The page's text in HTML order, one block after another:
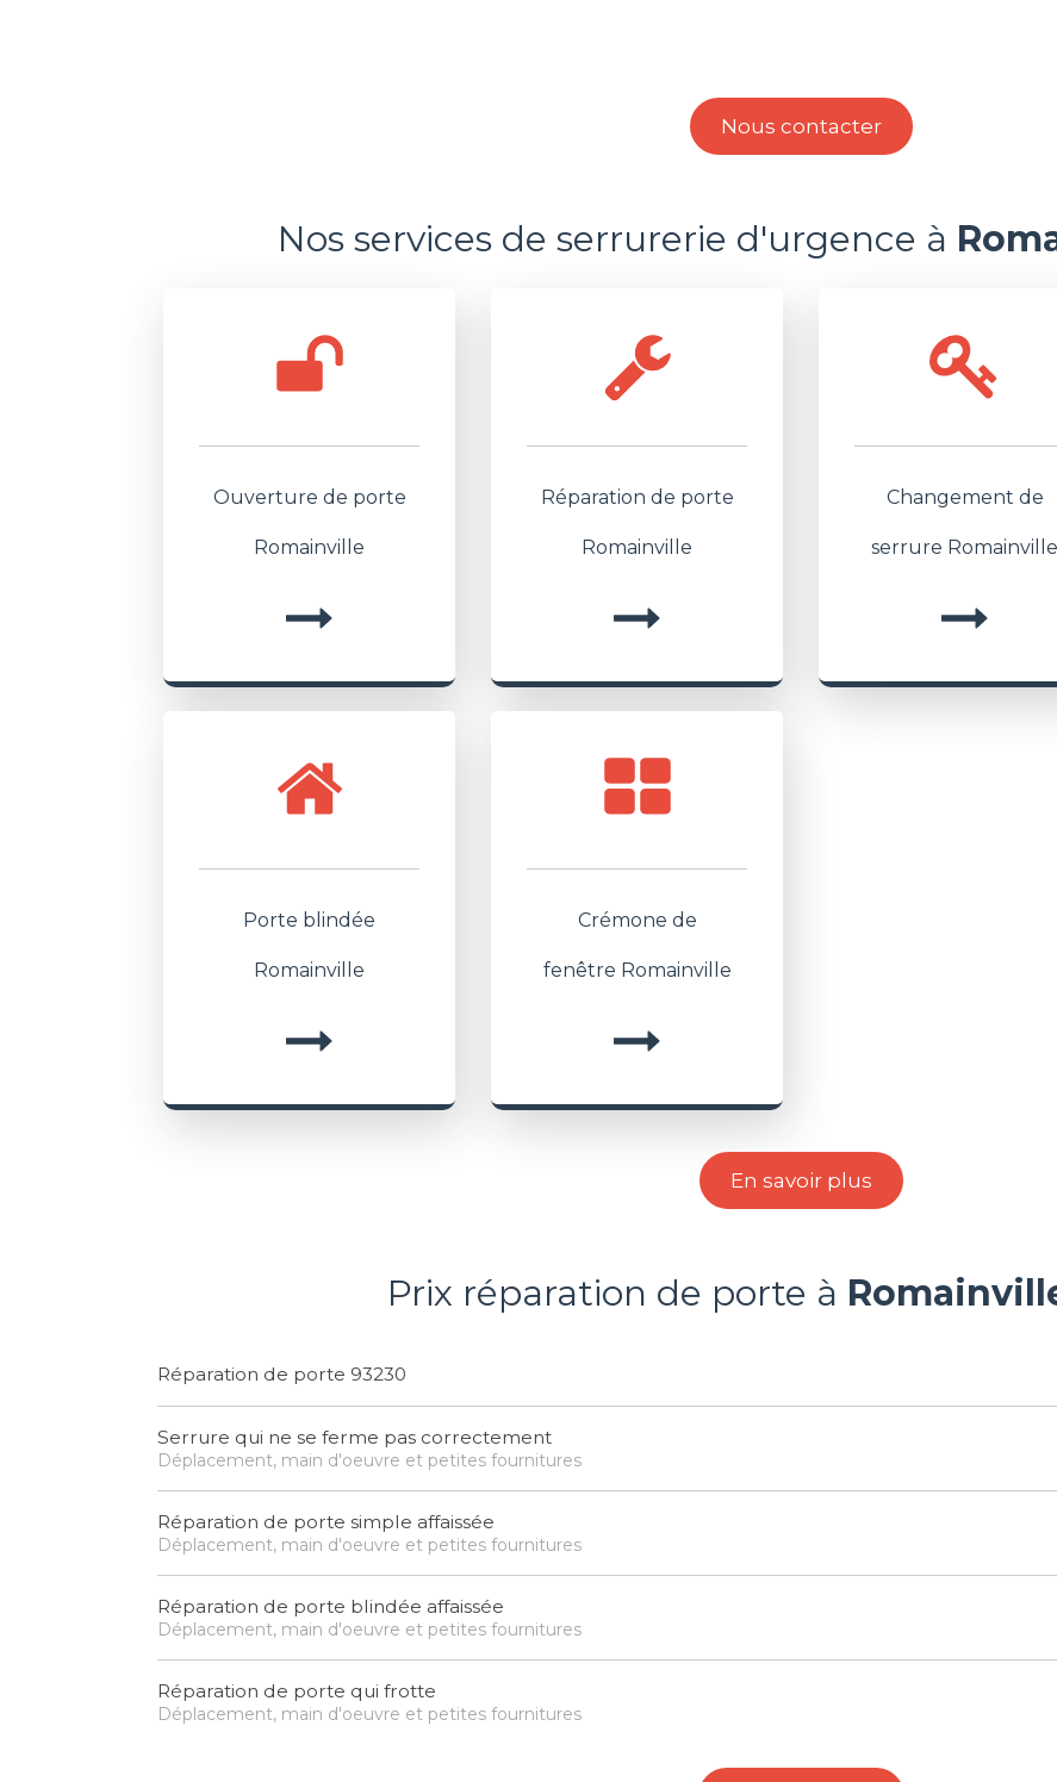
Nous contacter
Nos services de serrurerie d'urgence à
Ouverture de porte
Romainville
Réparation de porte
Romainville
Changement de
serrure Romainville
Porte blindée
Romainville
Crémone de
fenêtre Romainville
En savoir plus
Prix réparation de porte à
Réparation de porte 93230
Serrure qui ne se ferme pas correctement
Déplacement, main d'oeuvre et petites fournitures
Réparation de porte simple affaissée
Déplacement, main d'oeuvre et petites fournitures
Réparation de porte blindée affaissée
Déplacement, main d'oeuvre et petites fournitures
Réparation de porte qui frotte
Déplacement, main d'oeuvre et petites fournitures